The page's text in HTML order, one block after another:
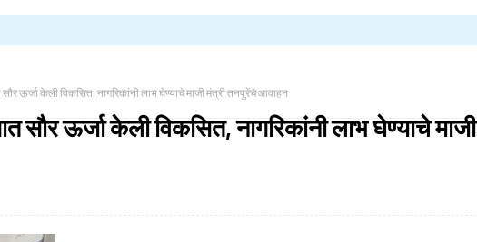
सौर ऊर्जा केली विकसित, नागरिकांनी लाभ घेण्याचे माजी मंत्री तनपुरेंचे आवाहन
सौर ऊर्जा केली विकसित, नागरिकांनी लाभ घेण्याचे माजी